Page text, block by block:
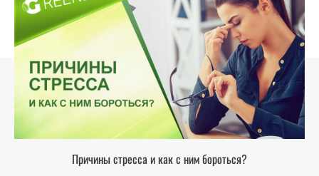
Причины стресса и как с ним бороться?